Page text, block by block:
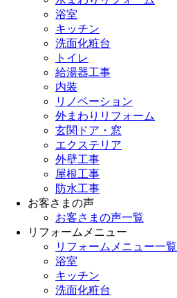
浴室
キッチン
洗面化粧台
トイレ
給湯器工事
内装
リノベーション
外まわりリフォーム
玄関ドア・窓
エクステリア
外壁工事
屋根工事
防水工事
お客さまの声
お客さまの声一覧
リフォームメニュー
リフォームメニュー一覧
浴室
キッチン
洗面化粧台